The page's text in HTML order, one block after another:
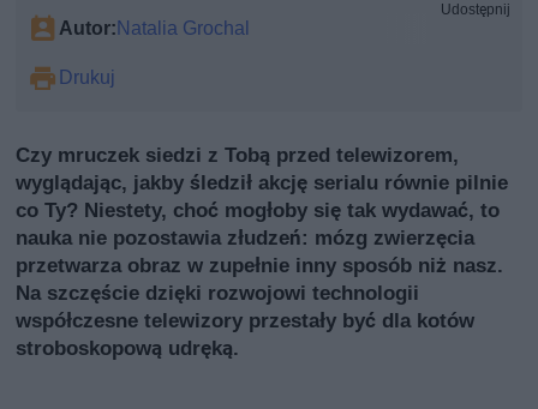
Autor:Natalia Grochal
Drukuj
Udostępnij
Czy mruczek siedzi z Tobą przed telewizorem,
wyglądając, jakby śledził akcję serialu równie pilnie
co Ty? Niestety, choć mogłoby się tak wydawać, to
nauka nie pozostawia złudzeń: mózg zwierzęcia
przetwarza obraz w zupełnie inny sposób niż nasz.
Na szczęście dzięki rozwojowi technologii
współczesne telewizory przestały być dla kotów
stroboskopową udręką.